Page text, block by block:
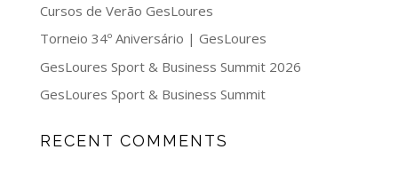
Cursos de Verão GesLoures
Torneio 34º Aniversário | GesLoures
GesLoures Sport & Business Summit 2026
GesLoures Sport & Business Summit
RECENT COMMENTS